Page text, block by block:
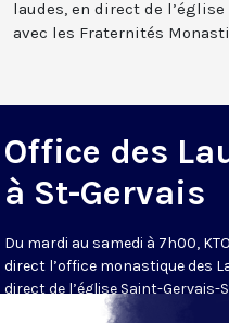
laudes, en direct de
avec les Fraternités
Office des
à St-Gervais
Du mardi au samedi à 7h00,
direct l’office monastique des
direct de l’église Saint-
(Paris IVe), avec les